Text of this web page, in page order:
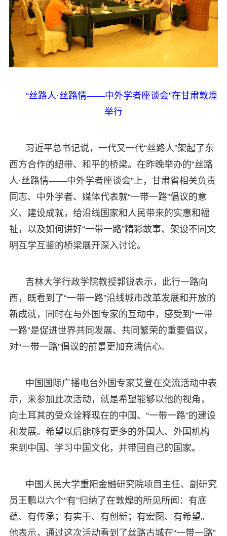
“丝路人·丝路情——中外学者座谈会”在甘肃敦煌
举行
习近平总书记说，一代又一代“丝路人”架起了东
西方合作的纽带、和平的桥梁。在昨晚举办的“丝路
人·丝路情——中外学者座谈会”上，甘肃省相关负责
同志、中外学者、媒体代表就“一带一路”倡议的意
义、建设成就，给沿线国家和人民带来的实惠和福
祉，以及如何讲好“一带一路”精彩故事、架设不同文
明互学互鉴的桥梁展开深入讨论。
吉林大学行政学院教授郭锐表示，此行一路向
西，既看到了“一带一路”沿线城市改革发展和开放的
新成就，同时在与外国专家的互动中，感受到“一带
一路”是促进世界共同发展、共同繁荣的重要倡议，
对“一带一路”倡议的前景更加充满信心。
中国国际广播电台外国专家艾登在交流活动中表
示，来参加此次活动，就是希望能够以他的视角，
向土耳其的受众诠释现在的中国、“一带一路”的建设
和发展。希望以后能够有更多的外国人、外国机构
来到中国、学习中国文化，并带回自己的国家。
中国人民大学重阳金融研究院项目主任、副研究
员王鹏以六个“有”归纳了在敦煌的所见所闻：有底
蕴、有传承；有实干、有创新；有宏图、有希望。
他表示，通过这次活动看到了丝路古城在“一带一路”